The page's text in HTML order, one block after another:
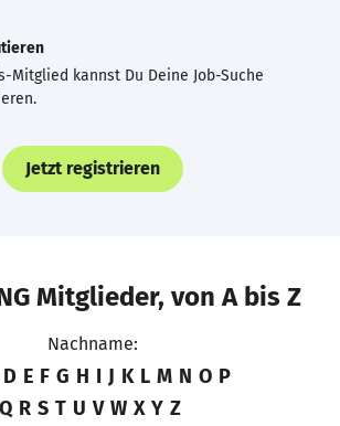
Mitglied kannst Du Deine Job-Suche
Jetzt registrieren
Mitglieder, von A bis Z
Nachname:
D E F G H I J K L M N O P
Q R S T U V W X Y Z